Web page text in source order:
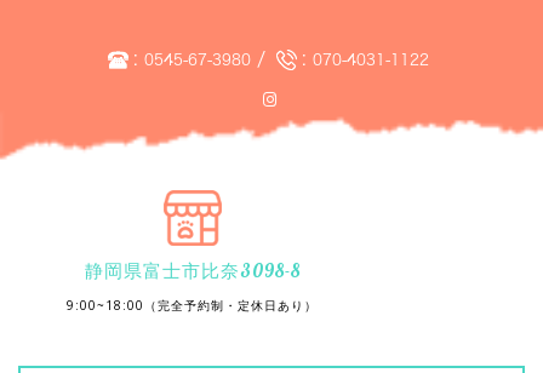
: 0545-67-3980/ : 070-4031-1122
静岡県富士市比奈3098-8
9:00~18:00（完全予約制・定休日あり）